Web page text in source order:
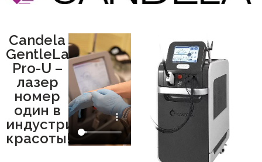
Candela
GentleLase
Pro-U –
лазер
номер
один в
индустрии
красоты!